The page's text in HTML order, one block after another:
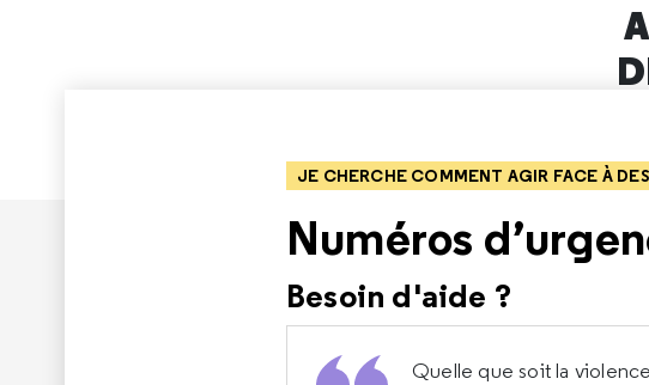
JE CHERCHE COMMENT AGIR FACE À
Numéros
Besoin d'aide ?
Quelle que soit la